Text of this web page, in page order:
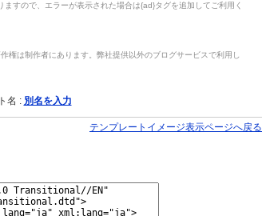
すので、エラーが表示された場合は{ad}タグを追加してご利用く
は制作者にあります。弊社提供以外のブログサービスで利用し
名 : 別名を入力
テンプレートイメージ表示ページへ戻る